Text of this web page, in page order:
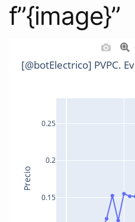
f”{image}”
0.15
0.2
0.25
[@botElectrico] PVPC.
Precio